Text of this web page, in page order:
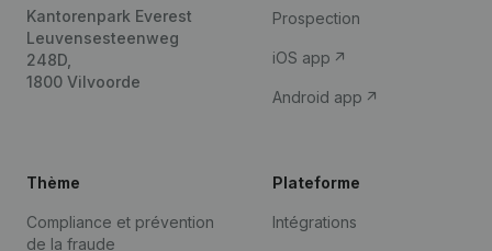
Kantorenpark Everest
Leuvensesteenweg
248D,
1800 Vilvoorde
Prospection
iOS app
Android app
Thème
Compliance et prévention
de la fraude
Plateforme
Intégrations